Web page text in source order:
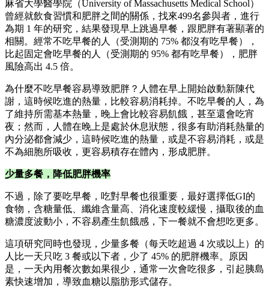
麻省大學醫學院（University of Massachusetts Medical School）
曾經就飲食習慣和肥胖之間的關係，找來499名參與者，進行
為期 1 年的研究，結果發現早上跳過早餐，跟肥胖有著顯著的
相關。經常不吃早餐的人（受測期的 75% 都沒有吃早餐），
比起固定會吃早餐的人（受測期的 95% 都有吃早餐），肥胖
風險高出 4.5 倍。
為什麼不吃早餐容易導致肥胖？人體在早上開始啟動新陳代
謝，這時候吃進的熱量，比較容易消耗掉。不吃早餐的人，為
了維持所需基本熱量，晚上會比較容易飢餓，甚至還會吃宵
夜；然而，人體在晚上是處於休息狀態，很多有助消耗熱量的
內分泌都會減少，這時候吃進的熱量，或是不容易消耗，或是
不為細胞所吸收，更容易積存在體內，形成肥胖。
少量多餐，降低肥胖機率
不過，除了要吃早餐，吃對早餐也很重要，最好選擇低GI的
食物，含糖量低、纖維含量高、消化速度較緩慢，攝取後的血
糖濃度波動小，不容易產生飢餓感，下一餐就不會想吃更多。
這項研究同時也發現，少量多餐（每天吃超過 4 次或以上）的
人比一天只吃 3 餐或以下者，少了 45% 的肥胖機率。原因
是，一天內用餐次數如果很少，通常一次會吃很多，引起胰島
素快速增加，導致血糖以脂肪形式儲存。